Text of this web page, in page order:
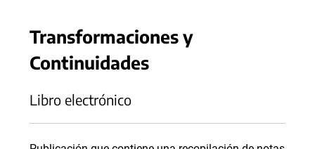
Transformaciones y
Continuidades
Libro electrónico